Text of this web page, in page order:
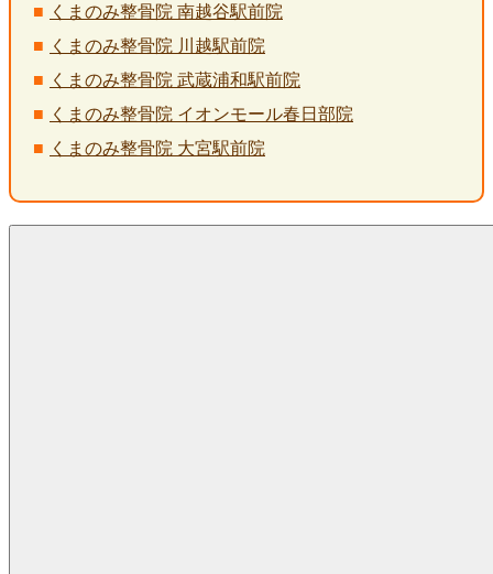
くまのみ整骨院 南越谷駅前院
くまのみ整骨院 川越駅前院
くまのみ整骨院 武蔵浦和駅前院
くまのみ整骨院 イオンモール春日部院
くまのみ整骨院 大宮駅前院